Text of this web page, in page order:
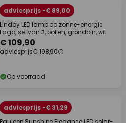
adviesprijs -€ 89,00
Lindby LED lamp op zonne-energie
Lago, set van 3, bollen, grondpin, wit
€ 109,90
adviesprijs€ 198,90
Op voorraad
adviesprijs -€ 31,29
Pauleen Sunshine Elegance LED solar-